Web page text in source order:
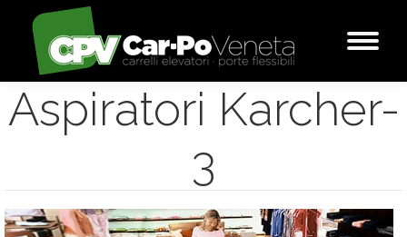
Aspiratori Karcher-
3